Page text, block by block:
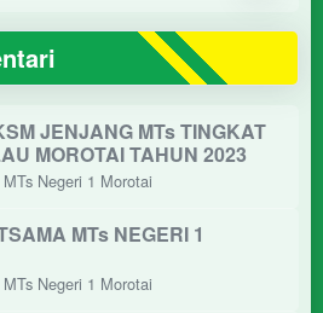
JENJANG MTs TINGKAT
MOROTAI TAHUN 2023
Negeri 1 Morotai
MTs NEGERI 1
Negeri 1 Morotai